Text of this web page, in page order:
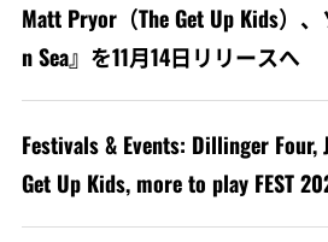
Matt Pryor（The Get Up Kids）
n Sea』を11月14日リリースへ
Festivals & Events: Dillinger Four,
Get Up Kids, more to play FEST